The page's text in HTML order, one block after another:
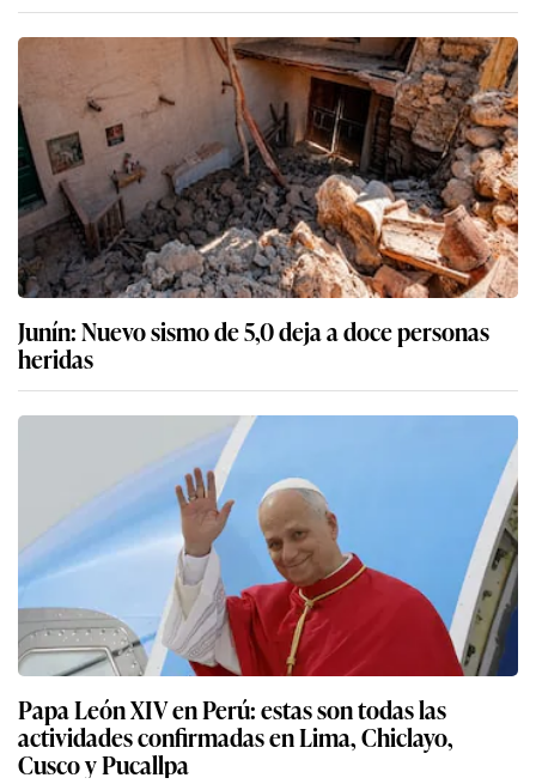
Junín: Nuevo sismo de 5,0 deja a doce personas
heridas
Papa León XIV en Perú: estas son todas las
actividades confirmadas en Lima, Chiclayo,
Cusco y Pucallpa